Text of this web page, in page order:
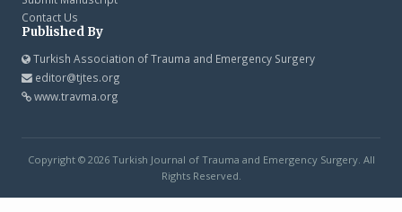
Contact Us
Published By
Turkish Association of Trauma and Emergency Surgery
editor@tjtes.org
www.travma.org
Copyright © 2026 Turkish Journal of Trauma and Emergency Surgery. All
Rights Reserved.